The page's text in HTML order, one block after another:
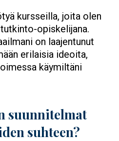
kursseilla, joita olen
opiskelijana.
on laajentunut
erilaisia ideoita,
käymiltäni
suunnitelmat
suhteen?